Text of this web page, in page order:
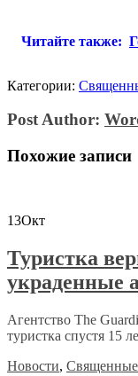
Читайте также:
Категории:
Post Author:
Похожие записи
13Окт
Туристка
украденные
Агентство The
туристка спустя 15
Новости, Священные